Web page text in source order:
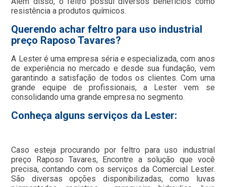
resistência a produtos químicos.
Querendo achar feltro para uso industrial
preço Raposo Tavares?
A Lester é uma empresa séria e especializada, com anos
de experiência no mercado e desde sua fundação, vem
garantindo a satisfação de todos os clientes. Com uma
grande equipe de profissionais, a Lester vem se
consolidando uma grande empresa no segmento.
Conheça alguns serviços da Lester:
Caso esteja procurando por feltro para uso industrial
preço Raposo Tavares, Encontre a solução que você
precisa, contando com os serviços da Comercial Lester.
São diversas opções disponibilizadas, como luvas